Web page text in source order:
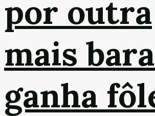
por outra
mais
ganha